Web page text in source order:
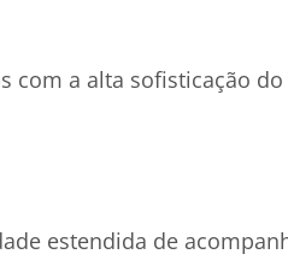
com a alta sofisticação
estendida de